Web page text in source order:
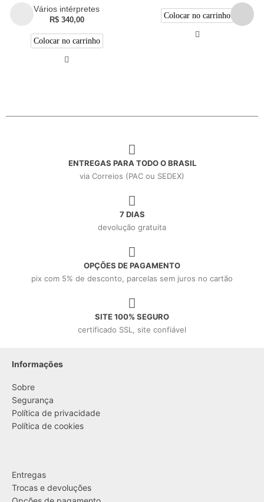
Vários intérpretes
R$340,00
Colocar no carrinho
Colocar no carrinho
ENTREGAS PARA TODO O BRASIL
via Correios (PAC ou SEDEX)
7 DIAS
devolução gratuita
OPÇÕES DE PAGAMENTO
pix com 5% de desconto, parcelas sem juros no cartão
SITE 100% SEGURO
certificado SSL, site confiável
Informações
Sobre
Segurança
Política de privacidade
Política de cookies
Entregas
Trocas e devoluções